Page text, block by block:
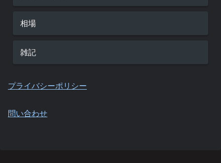
相場
雑記
プライバシーポリシー
問い合わせ